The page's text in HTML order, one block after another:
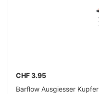
CHF 3.95
Barflow Ausgiesser Kupfer